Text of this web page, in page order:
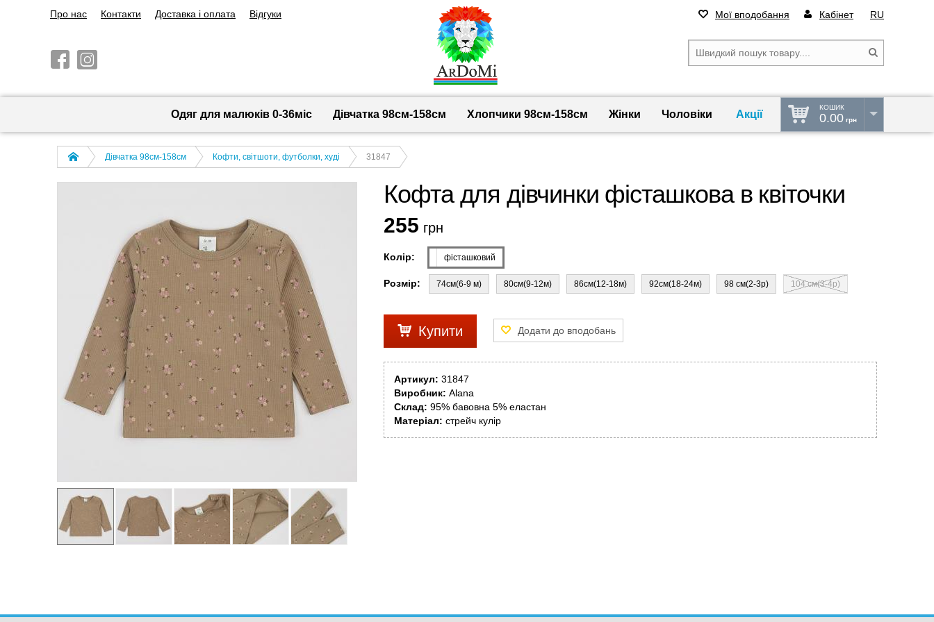
Про нас Контакти Доставка і оплата Відгуки Мої вподобання Кабінет RU
Одяг для малюків 0-36міс Дівчатка 98cм-158см Хлопчики 98см-158см Жінки Чоловіки Акції
КОШИК
0.00 грн
Дівчатка 98cм-158см Кофти, світшоти, футболки, худі 31847
Кофта для дівчинки фісташкова в квіточки
255 грн
Колір: фісташковий
Розмір: 74см(6-9 м) 80см(9-12м) 86см(12-18м) 92см(18-24м) 98 см(2-3р) 104 см(3-4р)
Купити
Артикул: 31847
Виробник: Alana
Склад: 95% бавовна 5% еластан
Матеріал: стрейч кулір